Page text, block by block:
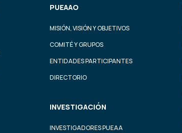
PUEAAO
MISIÓN, VISIÓN Y OBJETIVOS
COMITÉ Y GRUPOS
ENTIDADES PARTICIPANTES
DIRECTORIO
INVESTIGACIÓN
INVESTIGADORES PUEAA